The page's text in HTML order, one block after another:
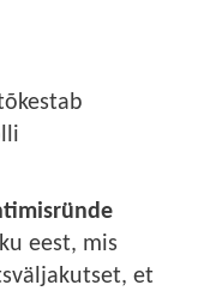
eest, mis
et